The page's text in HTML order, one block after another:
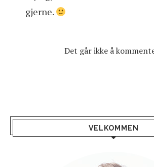
gjerne.
Det går ikke å
VELKOMMEN